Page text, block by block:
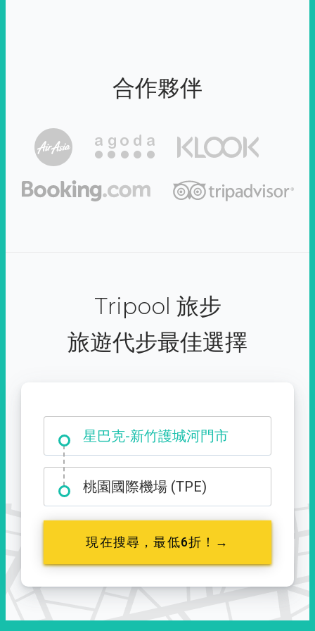
合作夥伴
Tripool 旅步
旅遊代步最佳選擇
大霸尖山登山口
桃園國際機場 (TPE)
現在搜尋，最低6折！→